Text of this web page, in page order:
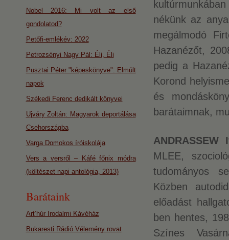
nékünk az
megálmodó
Hazanézőt,
pedig a
Korond
és
barátaimnak,
ANDRASSEW
MLEE,
tudományos
Közben
előadást
ben hentes,
Színes
Nobel 2016: Mi volt az első
gondolatod?
Petőfi-emlékév: 2022
Petrozsényi Nagy Pál: Éli, Éli
Pusztai Péter "képeskönyve": Elmúlt
napok
Székedi Ferenc dedikált könyvei
Ujváry Zoltán: Magyarok deportálása
Csehországba
Varga Domokos íróiskolája
Vers a versről – Káfé főnix módra
(költészet napi antológia, 2013)
Barátaink
Art’húr Irodalmi Kávéház
Bukaresti Rádió Vélemény rovat